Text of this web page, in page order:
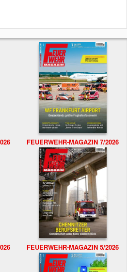
FEUERWEHR-MAGAZIN 7/2026
FEUERWEHR-MAGAZIN 5/2026